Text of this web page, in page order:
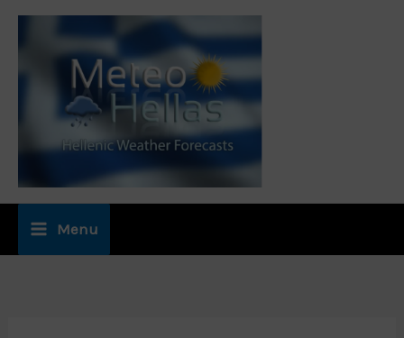
Μετάβαση
περιεχόμενο
Menu